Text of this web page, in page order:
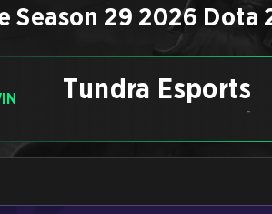
Season 29 2026 Dota
Tundra Esports
-